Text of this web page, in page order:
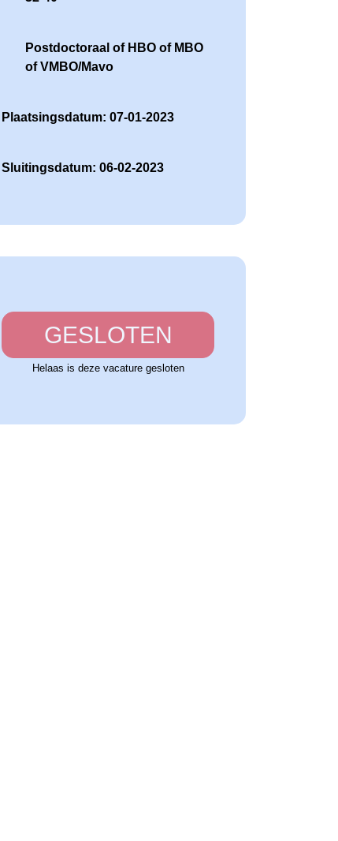
Postdoctoraal of HBO of MBO
of VMBO/Mavo
Plaatsingsdatum: 07-01-2023
Sluitingsdatum: 06-02-2023
GESLOTEN
Helaas is deze vacature gesloten